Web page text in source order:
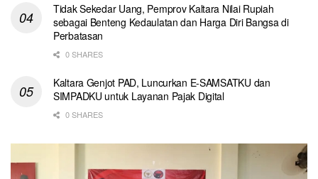
Tidak Sekedar Uang, Pemprov Kaltara Nilai Rupiah
sebagai Benteng Kedaulatan dan Harga Diri Bangsa di
Perbatasan
0 SHARES
Kaltara Genjot PAD, Luncurkan E-SAMSATKU dan
SIMPADKU untuk Layanan Pajak Digital
0 SHARES